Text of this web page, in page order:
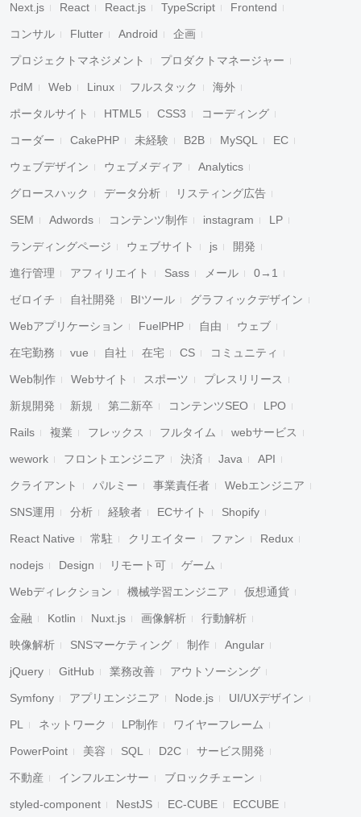
キャンセル 検索
Next.js React React.js TypeScript Frontend
コンサル Flutter Android 企画
プロジェクトマネジメント プロダクトマネージャー
PdM Web Linux フルスタック 海外
ポータルサイト HTML5 CSS3 コーディング
コーダー CakePHP 未経験 B2B MySQL EC
ウェブデザイン ウェブメディア Analytics
グロースハック データ分析 リスティング広告
SEM Adwords コンテンツ制作 instagram LP
ランディングページ ウェブサイト js 開発
進行管理 アフィリエイト Sass メール 0→1
ゼロイチ 自社開発 BIツール グラフィックデザイン
Webアプリケーション FuelPHP 自由 ウェブ
在宅勤務 vue 自社 在宅 CS コミュニティ
Web制作 Webサイト スポーツ プレスリリース
新規開発 新規 第二新卒 コンテンツSEO LPO
Rails 複業 フレックス フルタイム webサービス
wework フロントエンジニア 決済 Java API
クライアント パルミー 事業責任者 Webエンジニア
SNS運用 分析 経験者 ECサイト Shopify
React Native 常駐 クリエイター ファン Redux
nodejs Design リモート可 ゲーム
Webディレクション 機械学習エンジニア 仮想通貨
金融 Kotlin Nuxt.js 画像解析 行動解析
映像解析 SNSマーケティング 制作 Angular
jQuery GitHub 業務改善 アウトソーシング
Symfony アプリエンジニア Node.js UI/UXデザイン
PL ネットワーク LP制作 ワイヤーフレーム
PowerPoint 美容 SQL D2C サービス開発
不動産 インフルエンサー ブロックチェーン
styled-component NestJS EC-CUBE ECCUBE